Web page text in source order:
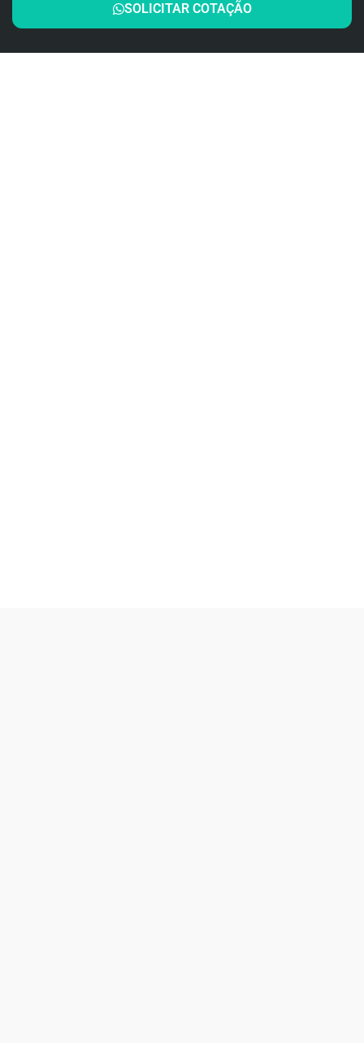
SOLICITAR COTAÇÃO